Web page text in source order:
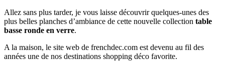
Allez sans plus tarder, je vous laisse découvrir quelques-unes des
plus belles planches d’ambiance de cette nouvelle collection table
basse ronde en verre.
A la maison, le site web de frenchdec.com est devenu au fil des
années une de nos destinations shopping déco favorite.